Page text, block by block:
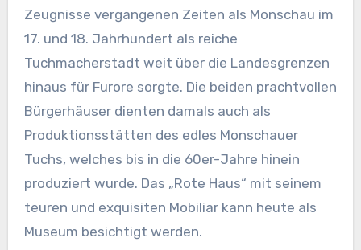
Zeugnisse vergangenen Zeiten als Monschau im
17. und 18. Jahrhundert als reiche
Tuchmacherstadt weit über die Landesgrenzen
hinaus für Furore sorgte. Die beiden prachtvollen
Bürgerhäuser dienten damals auch als
Produktionsstätten des edles Monschauer
Tuchs, welches bis in die 60er-Jahre hinein
produziert wurde. Das „Rote Haus“ mit seinem
teuren und exquisiten Mobiliar kann heute als
Museum besichtigt werden.